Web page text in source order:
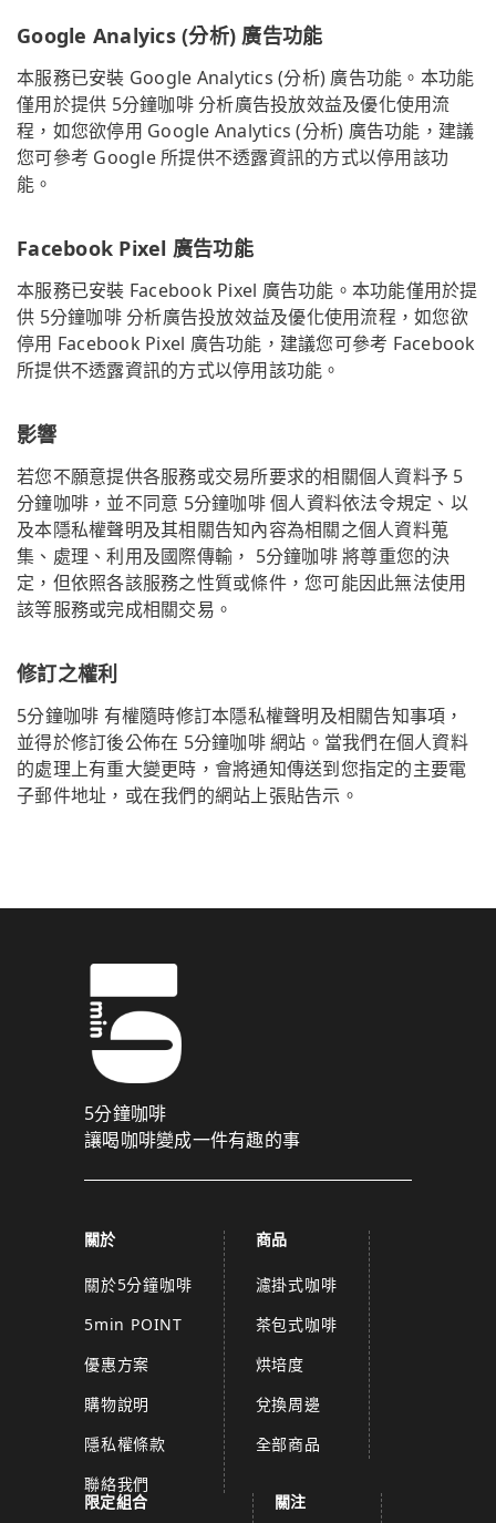
Google Analyics (分析) 廣告功能
本服務已安裝 Google Analytics (分析) 廣告功能。本功能
僅用於提供 5分鐘咖啡 分析廣告投放效益及優化使用流
程，如您欲停用 Google Analytics (分析) 廣告功能，建議
您可參考 Google 所提供不透露資訊的方式以停用該功
能。
Facebook Pixel 廣告功能
本服務已安裝 Facebook Pixel 廣告功能。本功能僅用於提
供 5分鐘咖啡 分析廣告投放效益及優化使用流程，如您欲
停用 Facebook Pixel 廣告功能，建議您可參考 Facebook
所提供不透露資訊的方式以停用該功能。
影響
若您不願意提供各服務或交易所要求的相關個人資料予 5
分鐘咖啡，並不同意 5分鐘咖啡 個人資料依法令規定、以
及本隱私權聲明及其相關告知內容為相關之個人資料蒐
集、處理、利用及國際傳輸， 5分鐘咖啡 將尊重您的決
定，但依照各該服務之性質或條件，您可能因此無法使用
該等服務或完成相關交易。
修訂之權利
5分鐘咖啡 有權隨時修訂本隱私權聲明及相關告知事項，
並得於修訂後公佈在 5分鐘咖啡 網站。當我們在個人資料
的處理上有重大變更時，會將通知傳送到您指定的主要電
子郵件地址，或在我們的網站上張貼告示。
5分鐘咖啡
讓喝咖啡變成一件有趣的事
關於
關於5分鐘咖啡
5min POINT
優惠方案
購物說明
隱私權條款
聯絡我們
商品
濾掛式咖啡
茶包式咖啡
烘培度
兌換周邊
全部商品
限定組合 關注